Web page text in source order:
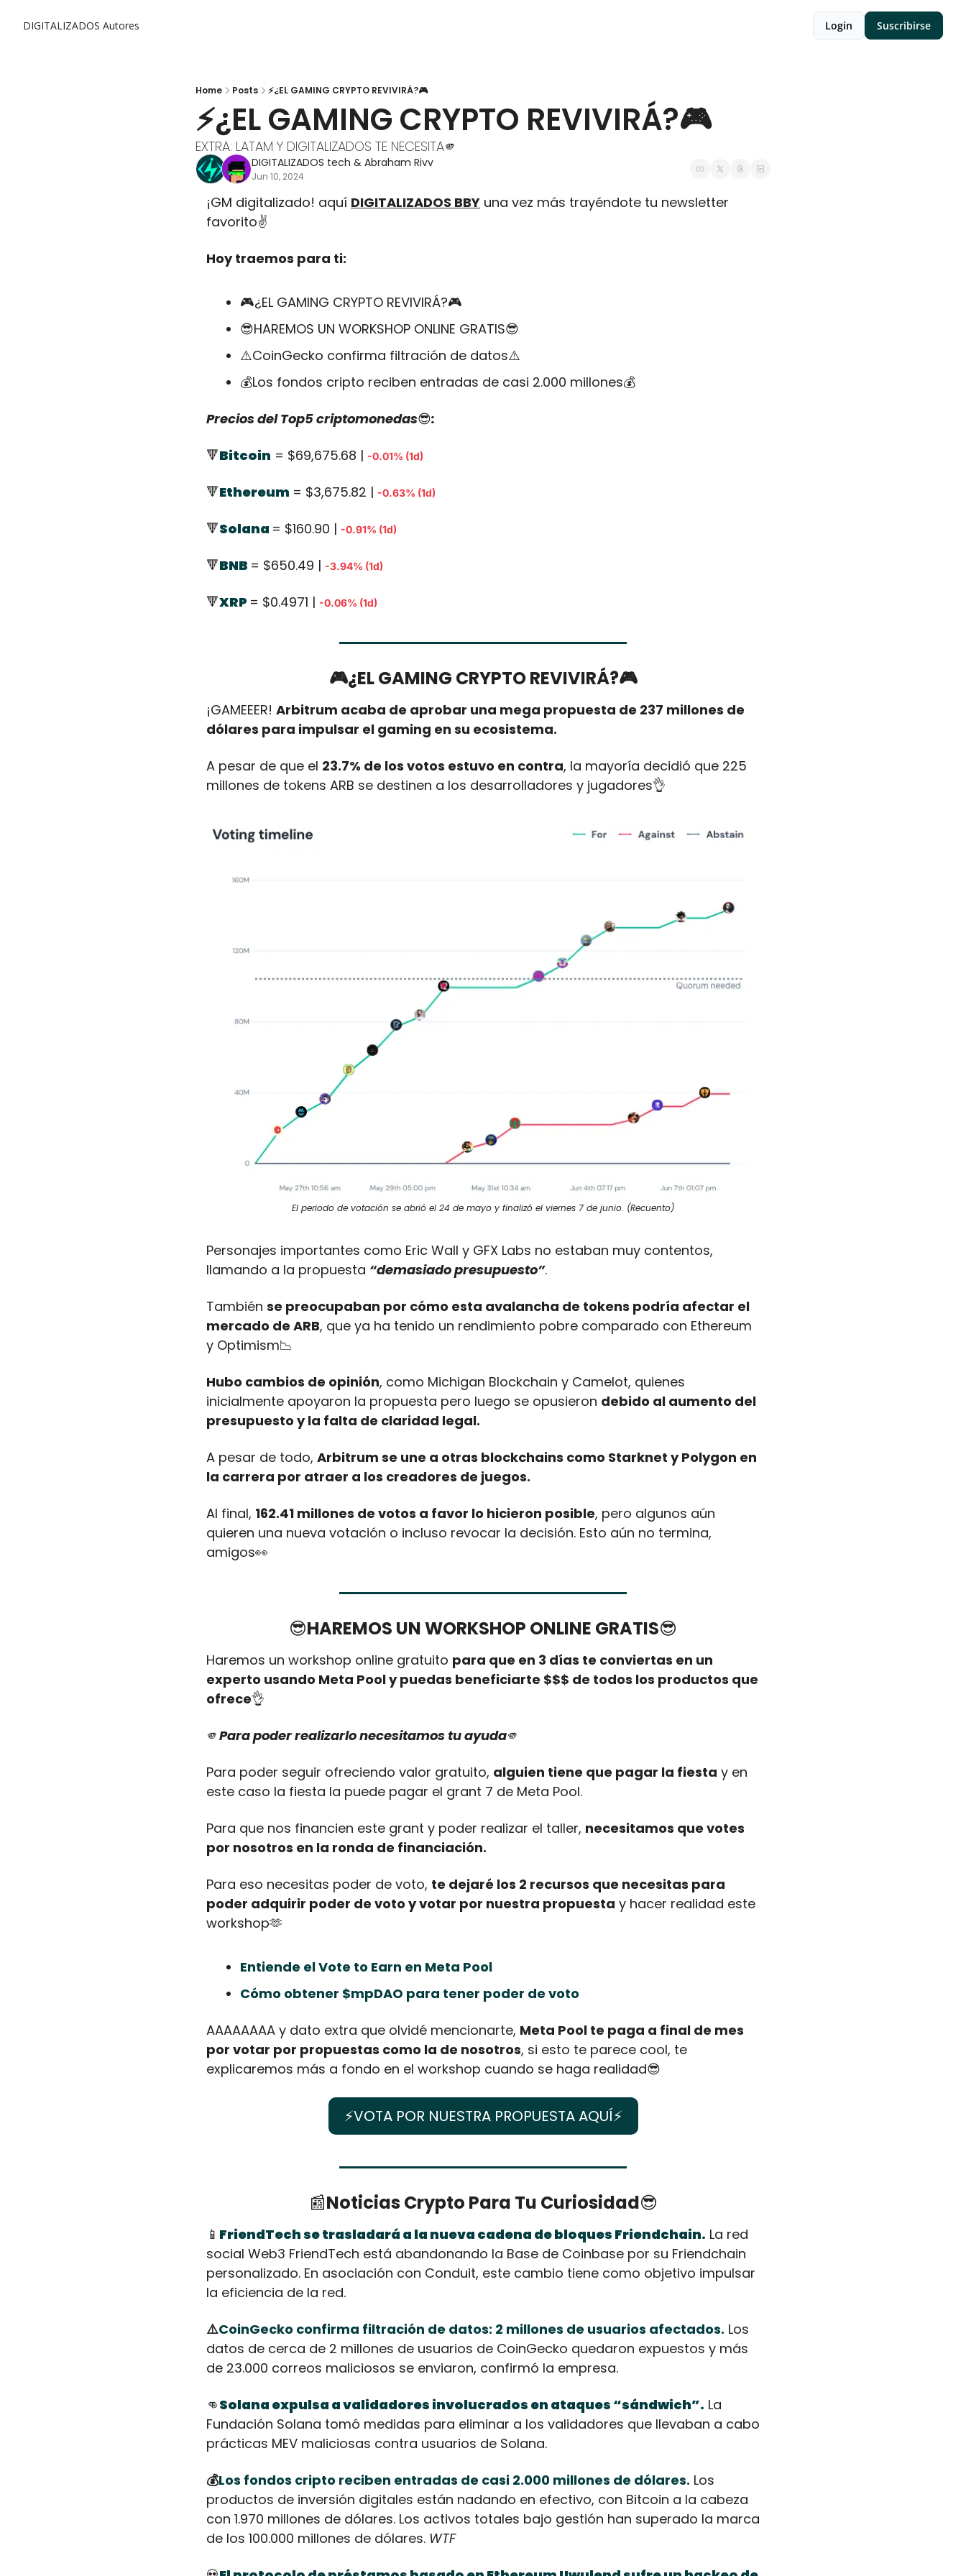
DIGITALIZADOS Autores Login Suscribirse
Home Posts ⚡¿EL GAMING CRYPTO REVIVIRÁ?🎮
⚡¿EL GAMING CRYPTO REVIVIRÁ?🎮
EXTRA: LATAM Y DIGITALIZADOS TE NECESITA🫵
DIGITALIZADOS tech & Abraham Rivv
Jun 10, 2024
¡GM digitalizado! aquí DIGITALIZADOS BBY una vez más trayéndote tu newsletter
favorito✌️
Hoy traemos para ti:
🎮¿EL GAMING CRYPTO REVIVIRÁ?🎮
😎HAREMOS UN WORKSHOP ONLINE GRATIS😎
⚠️CoinGecko confirma filtración de datos⚠️
💰Los fondos cripto reciben entradas de casi 2.000 millones💰
Precios del Top5 criptomonedas😎:
🔻Bitcoin = $69,675.68 | -0.01% (1d)
🔻Ethereum = $3,675.82 | -0.63% (1d)
🔻Solana = $160.90 | -0.91% (1d)
🔻BNB = $650.49 | -3.94% (1d)
🔻XRP = $0.4971 | -0.06% (1d)
🎮¿EL GAMING CRYPTO REVIVIRÁ?🎮
¡GAMEEER! Arbitrum acaba de aprobar una mega propuesta de 237 millones de
dólares para impulsar el gaming en su ecosistema.
A pesar de que el 23.7% de los votos estuvo en contra, la mayoría decidió que 225
millones de tokens ARB se destinen a los desarrolladores y jugadores👌
El periodo de votación se abrió el 24 de mayo y finalizó el viernes 7 de junio. (Recuento)
Personajes importantes como Eric Wall y GFX Labs no estaban muy contentos,
llamando a la propuesta “demasiado presupuesto”.
También se preocupaban por cómo esta avalancha de tokens podría afectar el
mercado de ARB, que ya ha tenido un rendimiento pobre comparado con Ethereum
y Optimism📉
Hubo cambios de opinión, como Michigan Blockchain y Camelot, quienes
inicialmente apoyaron la propuesta pero luego se opusieron debido al aumento del
presupuesto y la falta de claridad legal.
A pesar de todo, Arbitrum se une a otras blockchains como Starknet y Polygon en
la carrera por atraer a los creadores de juegos.
Al final, 162.41 millones de votos a favor lo hicieron posible, pero algunos aún
quieren una nueva votación o incluso revocar la decisión. Esto aún no termina,
amigos👀
😎HAREMOS UN WORKSHOP ONLINE GRATIS😎
Haremos un workshop online gratuito para que en 3 días te conviertas en un
experto usando Meta Pool y puedas beneficiarte $$$ de todos los productos que
ofrece👌
🫵Para poder realizarlo necesitamos tu ayuda🫵
Para poder seguir ofreciendo valor gratuito, alguien tiene que pagar la fiesta y en
este caso la fiesta la puede pagar el grant 7 de Meta Pool.
Para que nos financien este grant y poder realizar el taller, necesitamos que votes
por nosotros en la ronda de financiación.
Para eso necesitas poder de voto, te dejaré los 2 recursos que necesitas para
poder adquirir poder de voto y votar por nuestra propuesta y hacer realidad este
workshop🫶
Entiende el Vote to Earn en Meta Pool
Cómo obtener $mpDAO para tener poder de voto
AAAAAAAA y dato extra que olvidé mencionarte, Meta Pool te paga a final de mes
por votar por propuestas como la de nosotros, si esto te parece cool, te
explicaremos más a fondo en el workshop cuando se haga realidad😎
⚡VOTA POR NUESTRA PROPUESTA AQUÍ⚡
📰Noticias Crypto Para Tu Curiosidad😎
📱 FriendTech se trasladará a la nueva cadena de bloques Friendchain. La red
social Web3 FriendTech está abandonando la Base de Coinbase por su Friendchain
personalizado. En asociación con Conduit, este cambio tiene como objetivo impulsar
la eficiencia de la red.
⚠️CoinGecko confirma filtración de datos: 2 millones de usuarios afectados. Los
datos de cerca de 2 millones de usuarios de CoinGecko quedaron expuestos y más
de 23.000 correos maliciosos se enviaron, confirmó la empresa.
👊Solana expulsa a validadores involucrados en ataques “sándwich”. La
Fundación Solana tomó medidas para eliminar a los validadores que llevaban a cabo
prácticas MEV maliciosas contra usuarios de Solana.
💰Los fondos cripto reciben entradas de casi 2.000 millones de dólares. Los
productos de inversión digitales están nadando en efectivo, con Bitcoin a la cabeza
con 1.970 millones de dólares. Los activos totales bajo gestión han superado la marca
de los 100.000 millones de dólares. WTF